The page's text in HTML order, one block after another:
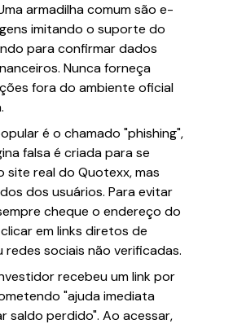
armadilha comum são e-
imitando o suporte do
para confirmar dados
Nunca forneça
fora do ambiente oficial
é o chamado "phishing",
falsa é criada para se
site real do Quotexx, mas
dos usuários. Para evitar
cheque o endereço do
em links diretos de
redes sociais não verificadas.
recebeu um link por
"ajuda imediata
saldo perdido". Ao acessar,